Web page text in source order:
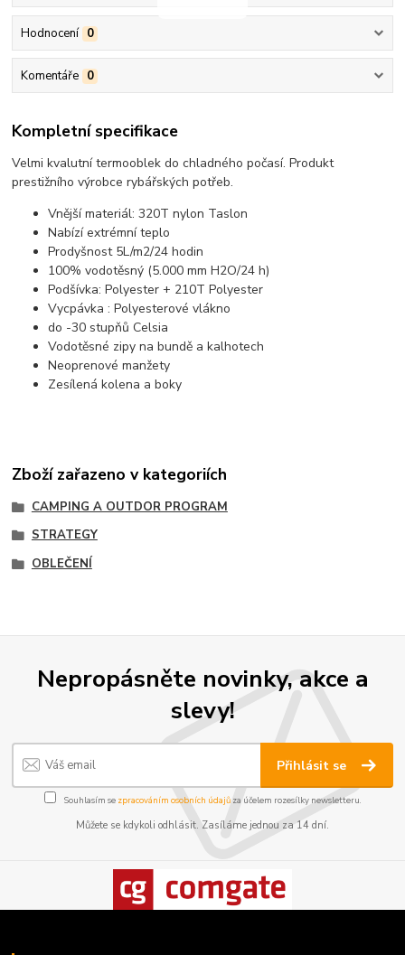
Hodnocení 0
Komentáře 0
Kompletní specifikace
Velmi kvalutní termooblek do chladného počasí. Produkt
prestižního výrobce rybářských potřeb.
Vnější materiál: 320T nylon Taslon
Nabízí extrémní teplo
Prodyšnost 5L/m2/24 hodin
100% vodotěsný (5.000 mm H2O/24 h)
Podšívka: Polyester + 210T Polyester
Vycpávka : Polyesterové vlákno
do -30 stupňů Celsia
Vodotěsné zipy na bundě a kalhotech
Neoprenové manžety
Zesílená kolena a boky
Zboží zařazeno v kategoriích
CAMPING A OUTDOR PROGRAM
STRATEGY
OBLEČENÍ
Nepropásněte novinky, akce a
slevy!
Přihlásit se
Souhlasím se zpracováním osobních údajůza účelem rozesílky newsletteru.
Můžete se kdykoli odhlásit. Zasíláme jednou za 14 dní.